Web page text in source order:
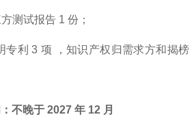
测试报告 1 份；
专利 3 项 ，知识产权归需求方和揭榜
不晚于 2027 年 12 月